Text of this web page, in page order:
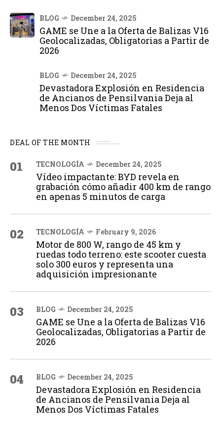
BLOG December 24, 2025
GAME se Une a la Oferta de Balizas V16
Geolocalizadas, Obligatorias a Partir de
2026
BLOG December 24, 2025
Devastadora Explosión en Residencia
de Ancianos de Pensilvania Deja al
Menos Dos Víctimas Fatales
DEAL OF THE MONTH
01 TECNOLOGÍA December 24, 2025
Vídeo impactante: BYD revela en
grabación cómo añadir 400 km de rango
en apenas 5 minutos de carga
02 TECNOLOGÍA February 9, 2026
Motor de 800 W, rango de 45 km y
ruedas todo terreno: este scooter cuesta
solo 300 euros y representa una
adquisición impresionante
03 BLOG December 24, 2025
GAME se Une a la Oferta de Balizas V16
Geolocalizadas, Obligatorias a Partir de
2026
04 BLOG December 24, 2025
Devastadora Explosión en Residencia
de Ancianos de Pensilvania Deja al
Menos Dos Víctimas Fatales